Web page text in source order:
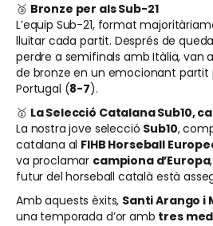
🥉 Bronze per als Sub-21
L’equip Sub-21, format
lluitar cada partit. Després de
perdre a semifinals amb Itàlia, van
de bronze en un emocionant
Portugal (8-7).
🥇 La Selecció Catalana Sub10,
La nostra jove selecció Sub10,
catalana al FIHB Horseball
va proclamar campiona d’Europa
futur del horseball català està
Amb aquests èxits, Santi Arango i
una temporada d’or amb tres